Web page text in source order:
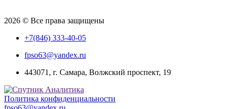
2026 © Все права защищены
+7(846) 333-40-05
fpso63@yandex.ru
443071, г. Самара, Волжский проспект, 19
Политика конфиденциальности